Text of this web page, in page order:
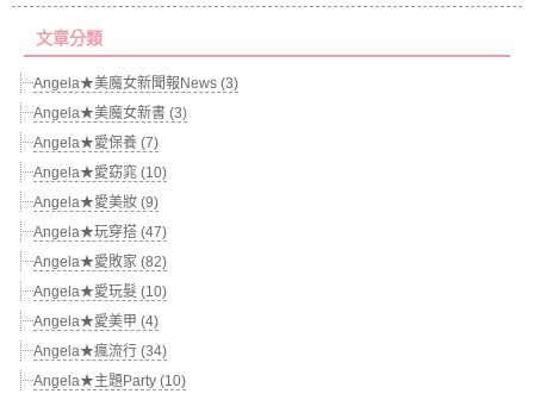
文章分類
Angela★美魔女新聞報News (3)
Angela★美魔女新書 (3)
Angela★愛保養 (7)
Angela★愛窈窕 (10)
Angela★愛美妝 (9)
Angela★玩穿搭 (47)
Angela★愛敗家 (82)
Angela★愛玩髮 (10)
Angela★愛美甲 (4)
Angela★瘋流行 (34)
Angela★主題Party (10)